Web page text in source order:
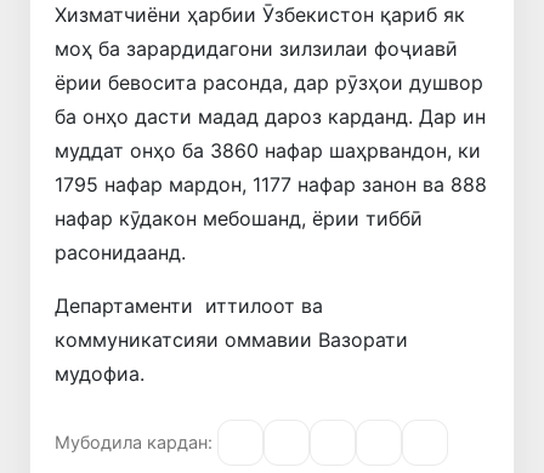
Хизматчиёни ҳарбии Ӯзбекистон қариб як
моҳ ба зарардидагони зилзилаи фоҷиавӣ
ёрии бевосита расонда, дар рӯзҳои душвор
ба онҳо дасти мадад дароз карданд. Дар ин
муддат онҳо ба 3860 нафар шаҳрвандон, ки
1795 нафар мардон, 1177 нафар занон ва 888
нафар кӯдакон мебошанд, ёрии тиббӣ
расонидаанд.
Департаменти иттилоот ва
коммуникатсияи оммавии Вазорати
мудофиа.
Мубодила кардан: